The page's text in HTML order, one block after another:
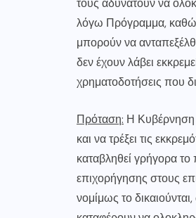
τους αδυνατούν να
λόγω Πρόγραμμα,
μπορούν να
δεν έχουν λάβει
χρηματοδοτήσεις που
Πρόταση: Η Κυβέρνηση
και να τρέξει τις
καταβληθεί γρήγορα
επιχορήγησης στους
νομίμως το